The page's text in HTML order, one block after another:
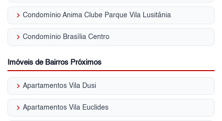
keyboard_arrow_right Condomínio Anima Clube Parque Vila Lusitânia
keyboard_arrow_right Condomínio Brasília Centro
Imóveis de Bairros Próximos
keyboard_arrow_right Apartamentos Vila Dusi
keyboard_arrow_right Apartamentos Vila Euclides